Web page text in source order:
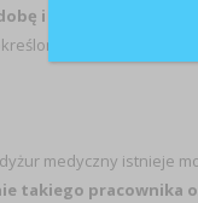
i przeciętnie 37
Ustawą. Okres
medyczny istnieje
takiego pracownika